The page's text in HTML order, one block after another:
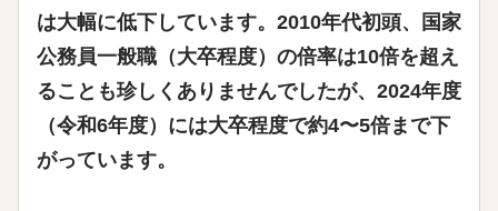
は大幅に低下 しています。2010年代初頭、国家
公務員一般職（大卒程度）の倍率は10倍を超え
ることも珍しくありませんでしたが、2024年度
（令和6年度）には大卒程度で約4〜5倍まで下
がっています。